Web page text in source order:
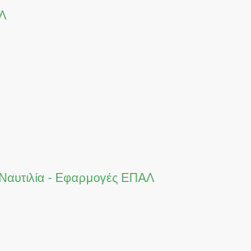
Ναυτιλία - Εφαρμογές ΕΠΑΛ